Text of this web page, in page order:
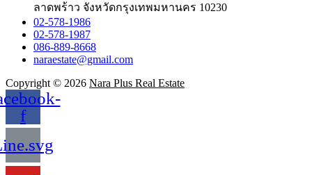
ลาดพร้าว จังหวัดกรุงเทพมหานคร 10230
02-578-1986
02-578-1987
086-889-8668
naraestate@gmail.com
Copyright © 2026 Nara Plus Real Estate
f